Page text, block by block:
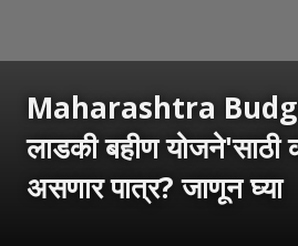
Maharashtra
लाडकी बहीण योजने'साठी
असणार पात्र? जाणून घ्या